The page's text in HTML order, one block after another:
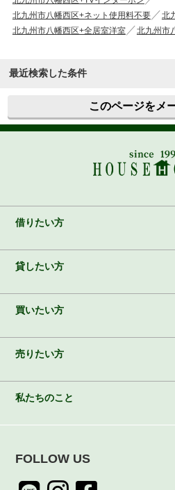
北九州市八幡西区+ネット使用料不要
北
北九州市八幡西区+全居室洋室
北九州市
最近検索した条件
このページをメ
借りたい方
貸したい方
買いたい方
売りたい方
私たちのこと
FOLLOW US